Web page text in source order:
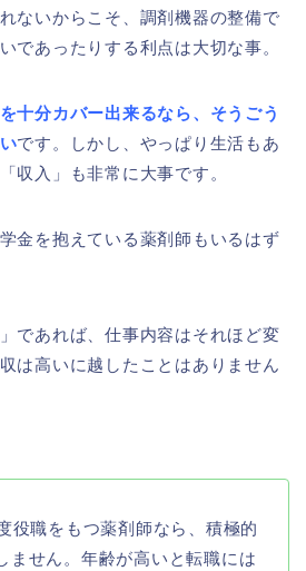
ないからこそ、調剤機器の整備で
であったりする利点は大切な事。
十分カバー出来るなら、そうごう
です。しかし、やっぱり生活もあ
収入」も非常に大事です。
金を抱えている薬剤師もいるはず
であれば、仕事内容はそれほど変
は高いに越したことはありません
役職をもつ薬剤師なら、積極的
ません。年齢が高いと転職には